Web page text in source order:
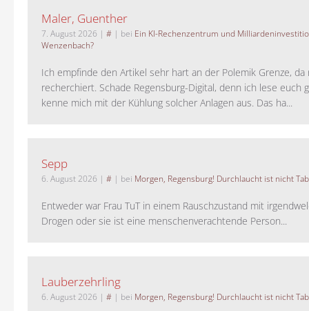
Maler, Guenther
7. August 2026 | # | bei Ein KI-Rechenzentrum und
Wenzenbach?
Ich empfinde den Artikel sehr hart an der Polemik Grenze,
recherchiert. Schade Regensburg-Digital, denn ich lese euch
kenne mich mit der Kühlung solcher Anlagen aus. Das ha...
Sepp
6. August 2026 | # | bei Morgen, Regensburg! Durchlaucht ist nicht
Entweder war Frau TuT in einem Rauschzustand mit
Drogen oder sie ist eine menschenverachtende Person...
Lauberzehrling
6. August 2026 | # | bei Morgen, Regensburg! Durchlaucht ist nicht